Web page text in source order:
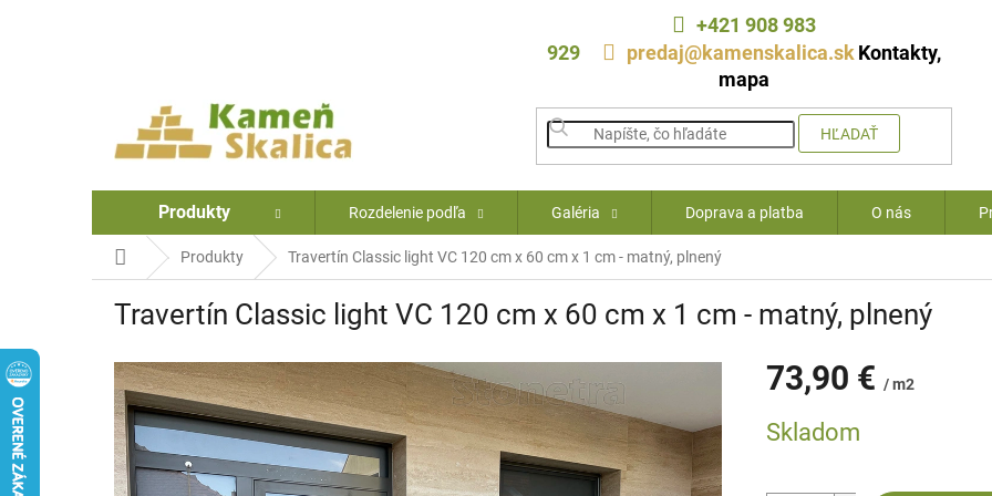
+421 908 983
929
predaj@kamenskalica.skKontakty,
mapa
HĽADAŤ
Produkty Rozdelenie podľa Galéria Doprava a platba O nás
DomovProdukty Travertín Classic light VC 120 cm x 60 cm x 1 cm - matný, plnený
Travertín Classic light VC 120 cm x 60 cm x 1 cm - matný, plnený
73,90 € / m2
cena:
Skladom